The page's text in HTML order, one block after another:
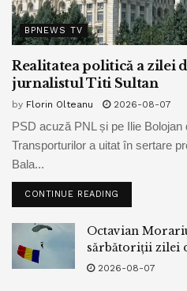
BPNEWS TV
Realitatea politică a zilei
jurnalistul Titi Sultan
by Florin Olteanu 2026-08-07
PSD acuză PNL și pe Ilie
Transporturilor a uitat în sertare
Bala...
CONTINUE READING
Octavian
sărbătoriții zilei
2026-08-07